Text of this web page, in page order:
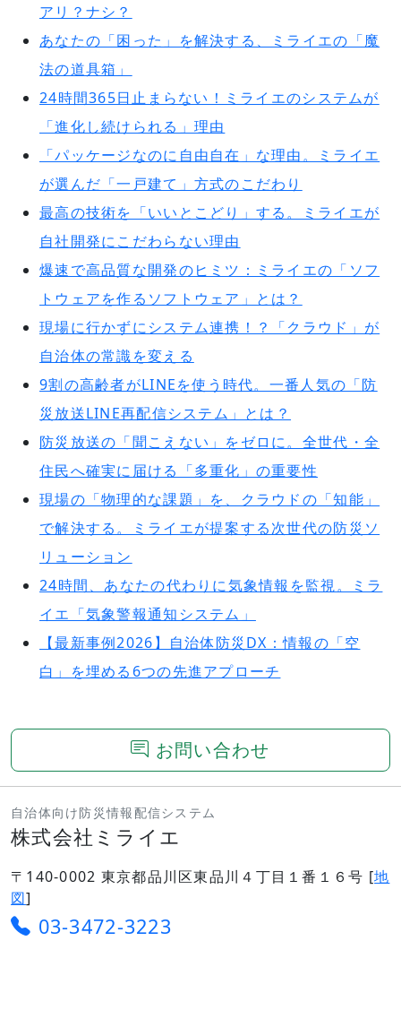
アリ？ナシ？
あなたの「困った」を解決する、ミライエの「魔
法の道具箱」
24時間365日止まらない！ミライエのシステムが
「進化し続けられる」理由
「パッケージなのに自由自在」な理由。ミライエ
が選んだ「一戸建て」方式のこだわり
最高の技術を「いいとこどり」する。ミライエが
自社開発にこだわらない理由
爆速で高品質な開発のヒミツ：ミライエの「ソフ
トウェアを作るソフトウェア」とは？
現場に行かずにシステム連携！？「クラウド」が
自治体の常識を変える
9割の高齢者がLINEを使う時代。一番人気の「防
災放送LINE再配信システム」とは？
防災放送の「聞こえない」をゼロに。全世代・全
住民へ確実に届ける「多重化」の重要性
現場の「物理的な課題」を、クラウドの「知能」
で解決する。ミライエが提案する次世代の防災ソ
リューション
24時間、あなたの代わりに気象情報を監視。ミラ
イエ「気象警報通知システム」
【最新事例2026】自治体防災DX：情報の「空
白」を埋める6つの先進アプローチ
お問い合わせ
自治体向け防災情報配信システム
株式会社ミライエ
〒140-0002 東京都品川区東品川４丁目１番１６号 [地
図]
03-3472-3223